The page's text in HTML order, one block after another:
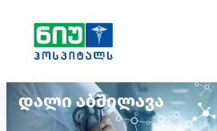
დალი აბშილავა